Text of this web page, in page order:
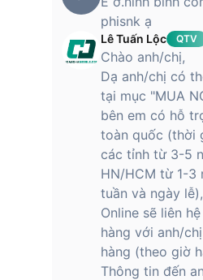
phisnk ạ
Lê Tuấn Lộc QTV
Chào anh/chị,
Dạ anh/chị có
tại mục "MUA
bên em có hỗ
toàn quốc (thời
các tỉnh từ 3-5
HN/HCM từ 1-3
tuần và ngày
Online sẽ liên
hàng với anh/
hàng (theo giờ
Thông tin đến